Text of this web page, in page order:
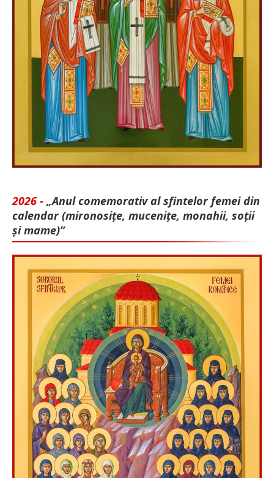
2026 - „Anul comemorativ al sfintelor femei din
calendar (mironosițe, mu­cenițe, monahii, soții
și mame)”